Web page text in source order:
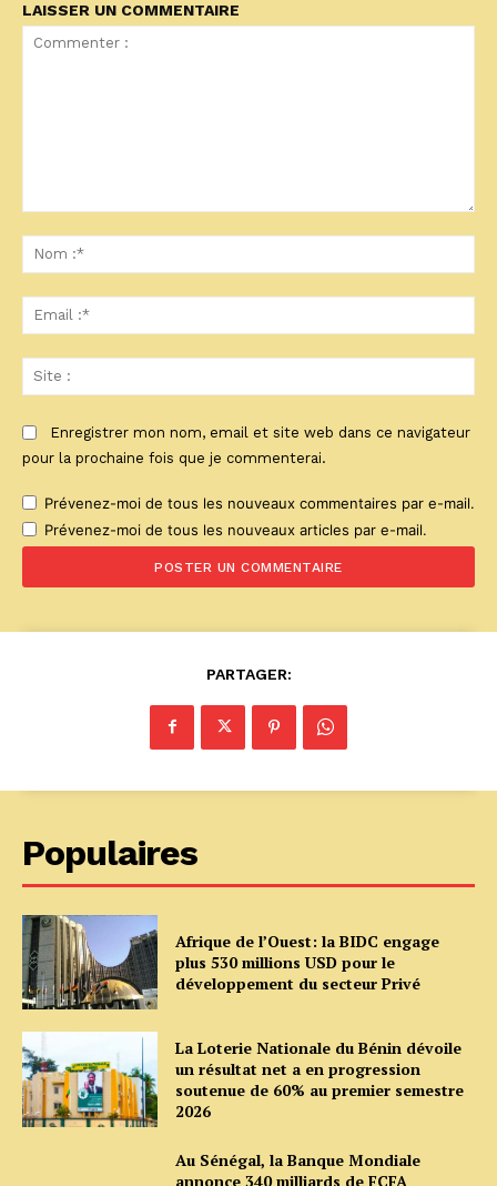
LAISSER UN COMMENTAIRE
:*
:*
:
Enregistrer mon nom, email et site web dans ce navigateur
pour la prochaine fois que je commenterai.
Prévenez-moi de tous les nouveaux commentaires par e-mail.
Prévenez-moi de tous les nouveaux articles par e-mail.
PARTAGER:
Populaires
Afrique de l’Ouest: la BIDC engage
plus 530 millions USD pour le
développement du secteur Privé
La Loterie Nationale du Bénin dévoile
un résultat net a en progression
soutenue de 60% au premier semestre
2026
Au Sénégal, la Banque Mondiale
annonce 340 milliards de FCFA